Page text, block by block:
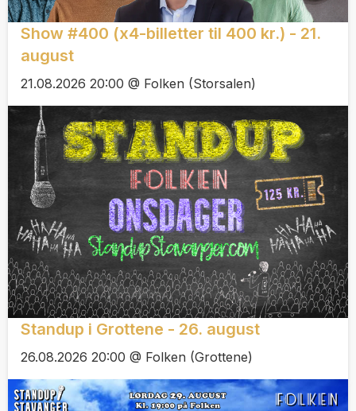
Show #400 (x4-billetter til 400 kr.) - 21.
august
21.08.2026 20:00 @ Folken (Storsalen)
Standup i Grottene - 26. august
26.08.2026 20:00 @ Folken (Grottene)